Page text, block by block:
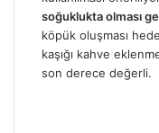
soğuklukta olması
köpük oluşması
kaşığı kahve
son derece değerli.